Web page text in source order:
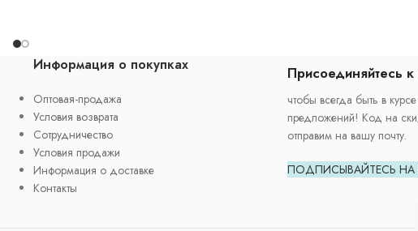
Информация о покупках
Oптовая-продажа
Условия возврата
Cотрудничество
Условия продажи
Информация о доставке
Контакты
Присоединяйтесь
чтобы всегда быть в
предложений! Код на
отправим на вашу почту.
ПОДПИСЫВАЙТЕСЬ НА